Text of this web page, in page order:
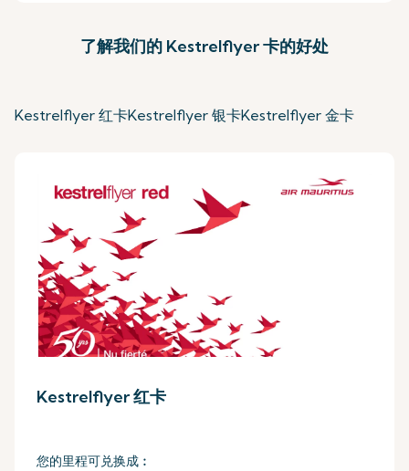
了解我们的 Kestrelflyer 卡的好处
Kestrelflyer 红卡Kestrelflyer 银卡Kestrelflyer 金卡
Kestrelflyer 红卡
您的里程可兑换成︰